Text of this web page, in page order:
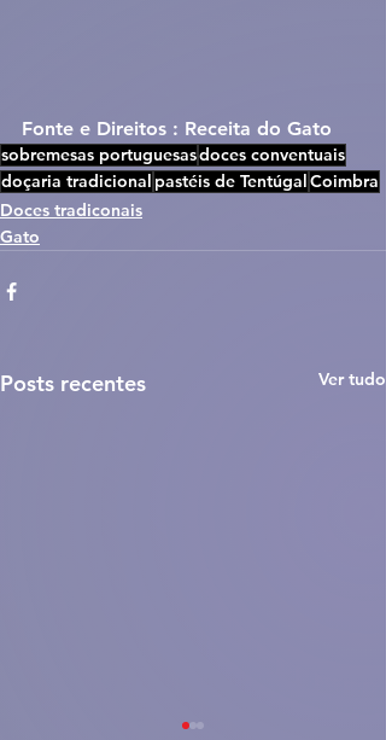
Fonte e Direitos : Receita do Gato
sobremesas portuguesasdoces conventuais
doçaria tradicional pastéis de TentúgalCoimbra
Doces tradiconais
Gato
Posts recentes Ver tudo